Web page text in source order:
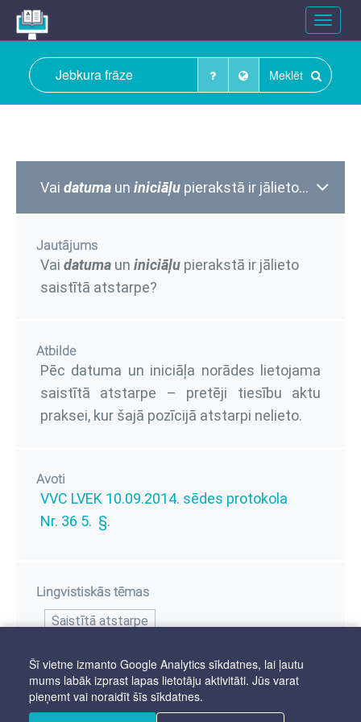
Toggle
Meklēt
Vai datuma un iniciāļu pierakstā ir jālieto saistītā atstarpe?
Jautājums
Vai datuma un iniciāļu pierakstā ir jālieto
saistītā atstarpe?
Atbilde
Pēc datuma un iniciāļa norādes lietojama
saistītā atstarpe – pretēji tiesību aktu
praksei, kur šajā pozīcijā atstarpi nelieto.
Avoti
VVC LVEK 10.09.2014. sēdes protokola
Nr. 36 5. §.
Lingvistiskās tēmas
Saistītā atstarpe
Šī vietne izmanto Google Analytics sīkdatnes, lai ļautu
mums labāk izprast lapas lietotāju aktivitāti. Jūs varat
pieņemt vai noraidīt šīs sīkdatnes.